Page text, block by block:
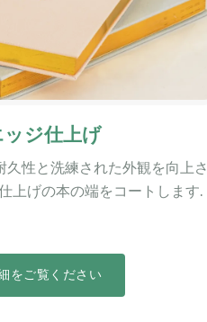
ッジ仕上げ
久性と洗練された外観を向上さ
上げの本の端をコートします.
をご覧ください